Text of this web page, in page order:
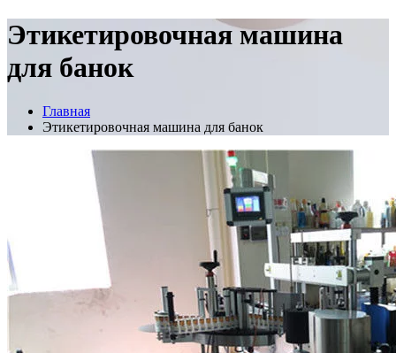
Этикетировочная машина
для банок
Главная
Этикетировочная машина для банок